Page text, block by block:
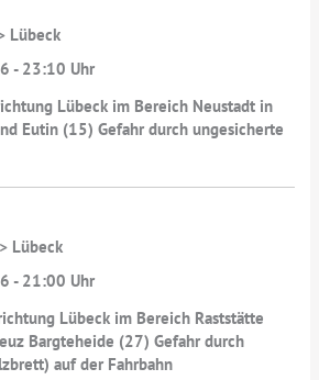
Lübeck
- 23:10 Uhr
Lübeck im Bereich Neustadt in
Eutin (15) Gefahr durch ungesicherte
Lübeck
- 21:00 Uhr
Lübeck im Bereich Raststätte
Bargteheide (27) Gefahr durch
auf der Fahrbahn